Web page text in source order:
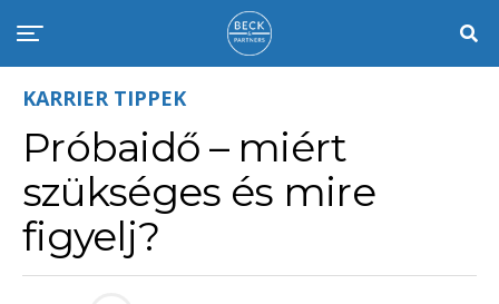
KARRIER TIPPEK
Próbaidő – miért
szükséges és mire
figyelj?